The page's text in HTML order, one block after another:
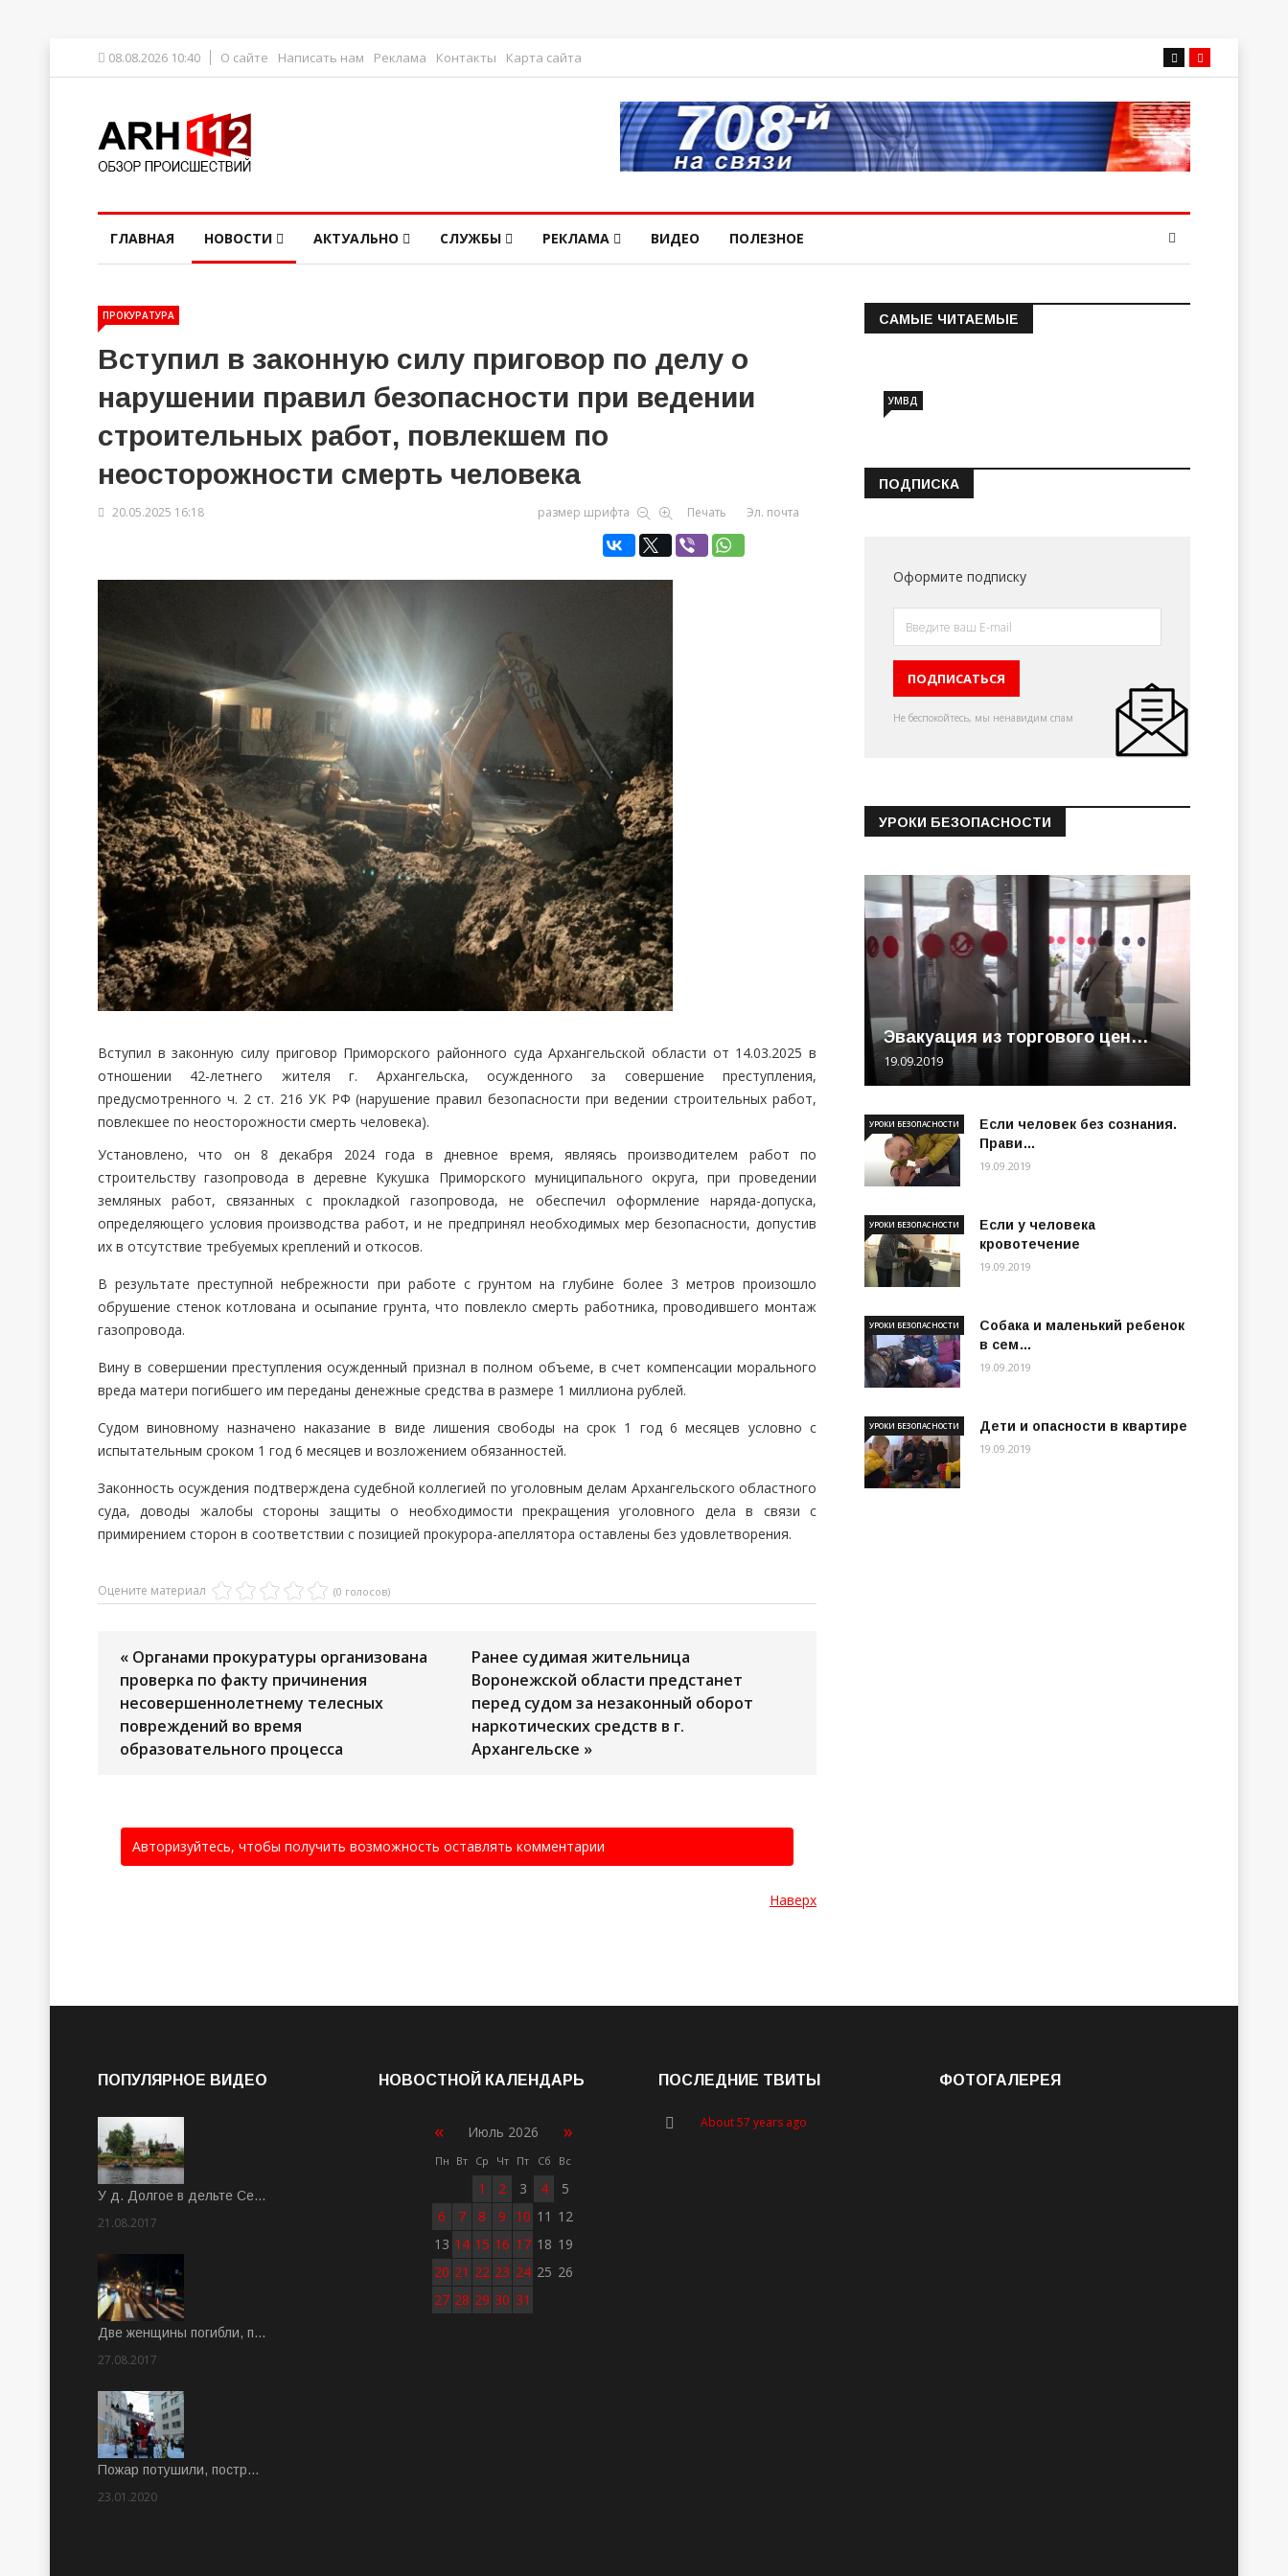
08.08.2026 10:40 О сайте Написать нам Реклама Контакты Карта сайта
ГЛАВНАЯ НОВОСТИ АКТУАЛЬНО СЛУЖБЫ РЕКЛАМА ВИДЕО ПОЛЕЗНОЕ
ПРОКУРАТУРА
Вступил в законную силу приговор по делу о
нарушении правил безопасности при ведении
строительных работ, повлекшем по
неосторожности смерть человека
20.05.2025 16:18 размер шрифта Печать Эл. почта
Вступил в законную силу приговор Приморского районного суда Архангельской области от 14.03.2025 в
отношении 42-летнего жителя г. Архангельска, осужденного за совершение преступления,
предусмотренного ч. 2 ст. 216 УК РФ (нарушение правил безопасности при ведении строительных работ,
повлекшее по неосторожности смерть человека).
Установлено, что он 8 декабря 2024 года в дневное время, являясь производителем работ по
строительству газопровода в деревне Кукушка Приморского муниципального округа, при проведении
земляных работ, связанных с прокладкой газопровода, не обеспечил оформление наряда-допуска,
определяющего условия производства работ, и не предпринял необходимых мер безопасности, допустив
их в отсутствие требуемых креплений и откосов.
В результате преступной небрежности при работе с грунтом на глубине более 3 метров произошло
обрушение стенок котлована и осыпание грунта, что повлекло смерть работника, проводившего монтаж
газопровода.
Вину в совершении преступления осужденный признал в полном объеме, в счет компенсации морального
вреда матери погибшего им переданы денежные средства в размере 1 миллиона рублей.
Судом виновному назначено наказание в виде лишения свободы на срок 1 год 6 месяцев условно с
испытательным сроком 1 год 6 месяцев и возложением обязанностей.
Законность осуждения подтверждена судебной коллегией по уголовным делам Архангельского областного
суда, доводы жалобы стороны защиты о необходимости прекращения уголовного дела в связи с
примирением сторон в соответствии с позицией прокурора-апеллятора оставлены без удовлетворения.
Оцените материал (0 голосов)
« Органами прокуратуры организована
проверка по факту причинения
несовершеннолетнему телесных
повреждений во время
образовательного процесса
Ранее судимая жительница
Воронежской области предстанет
перед судом за незаконный оборот
наркотических средств в г.
Архангельске »
Авторизуйтесь, чтобы получить возможность оставлять комментарии
Наверх
САМЫЕ ЧИТАЕМЫЕ
Информация о состоянии
УМВД
ПОДПИСКА
Оформите подписку
Не беспокойтесь, мы ненавидим спам
УРОКИ БЕЗОПАСНОСТИ
Эвакуация из торгового цен…
19.09.2019
Если человек без сознания.
Прави…
УРОКИ БЕЗОПАСНОСТИ
19.09.2019
Если у человека
кровотечение
УРОКИ БЕЗОПАСНОСТИ
19.09.2019
Собака и маленький ребенок
в сем…
УРОКИ БЕЗОПАСНОСТИ
19.09.2019
Дети и опасности в квартире
УРОКИ БЕЗОПАСНОСТИ
19.09.2019
ПОПУЛЯРНОЕ ВИДЕО
У д. Долгое в дельте Се…
21.08.2017
Две женщины погибли, п…
27.08.2017
Пожар потушили, постр…
23.01.2020
НОВОСТНОЙ КАЛЕНДАРЬ
« Июль 2026 »
Пн Вт Ср Чт Пт Сб Вс
1 2 3 4
5
6
7 8 9 10 11 12
13 14 15 16 17 18 19
20 21 22 23 24 25 26
27 28 29 30 31
ПОСЛЕДНИЕ ТВИТЫ
About 57 years ago
ФОТОГАЛЕРЕЯ